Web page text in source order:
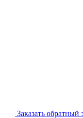
Заказать обратный